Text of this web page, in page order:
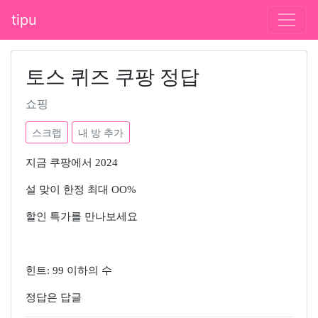
tipu
토스 퀴즈 쿠팡 정답
쇼핑
스크랩 내 방 추가
지금 쿠팡에서 2024
설 맞이 한정 최대 OO%
할인 특가를 만나보세요
힌트: 99 이하의 수
정답은 답글